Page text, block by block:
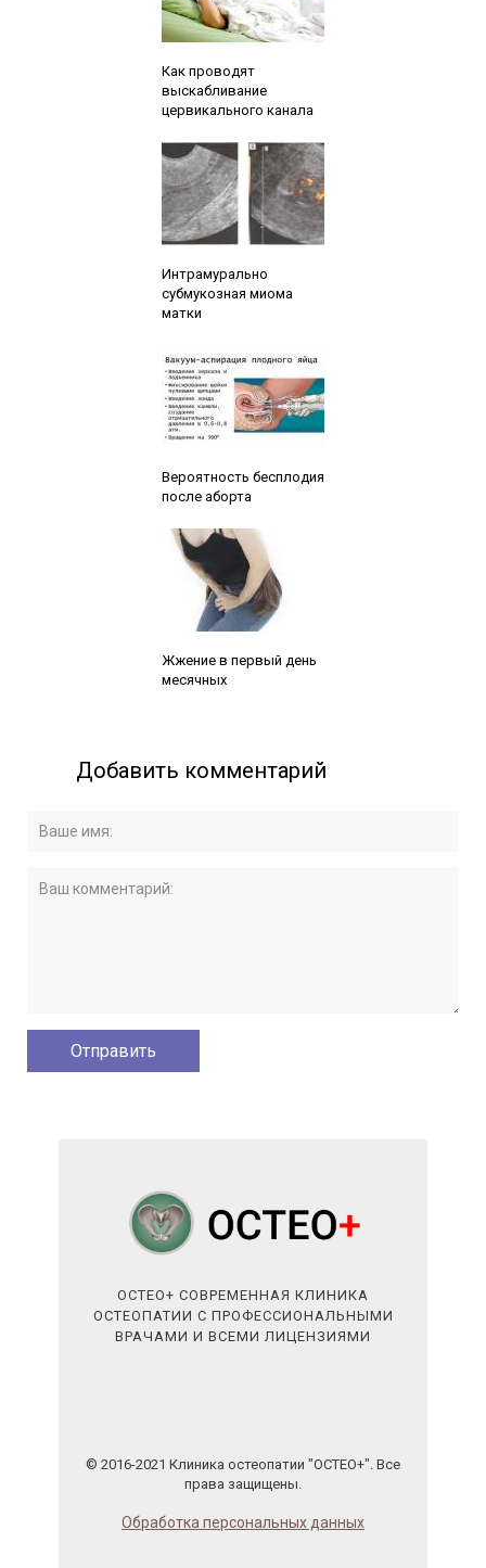
Как проводят
выскабливание
цервикального канала
Интрамурально
субмукозная миома
матки
Вероятность бесплодия
после аборта
Жжение в первый день
месячных
Добавить комментарий
ОСТЕО+ СОВРЕМЕННАЯ КЛИНИКА
ОСТЕОПАТИИ С ПРОФЕССИОНАЛЬНЫМИ
ВРАЧАМИ И ВСЕМИ ЛИЦЕНЗИЯМИ
© 2016-2021 Клиника остеопатии "ОСТЕО+". Все
права защищены.
Обработка персональных данных